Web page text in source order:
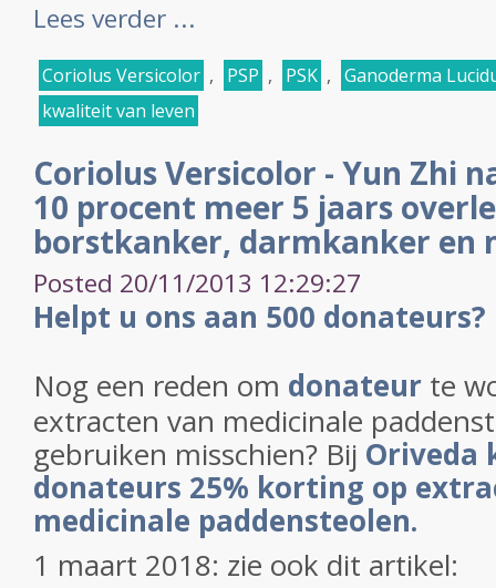
Lees verder ...
Coriolus Versicolor , PSP , PSK , Ganoderma
kwaliteit van leven
Coriolus Versicolor - Yun Zhi
10 procent meer 5 jaars
borstkanker, darmkanker en
Posted 20/11/2013 12:29:27
Helpt u ons aan 500 donateurs?
Nog een reden om donateur te
extracten van medicinale
gebruiken misschien? Bij Oriveda
donateurs 25% korting op
medicinale paddensteolen.
1 maart 2018: zie ook dit artikel: